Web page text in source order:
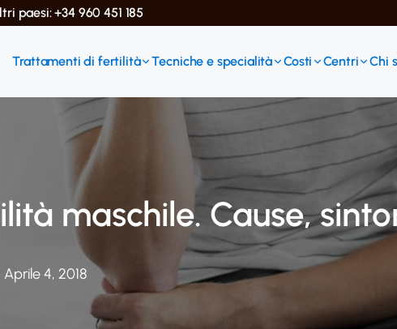
paesi: +34 960 451 185
Trattamenti di fertilità Tecniche e specialità Costi Centri Chi
maschile. Cause,
Aprile 4, 2018